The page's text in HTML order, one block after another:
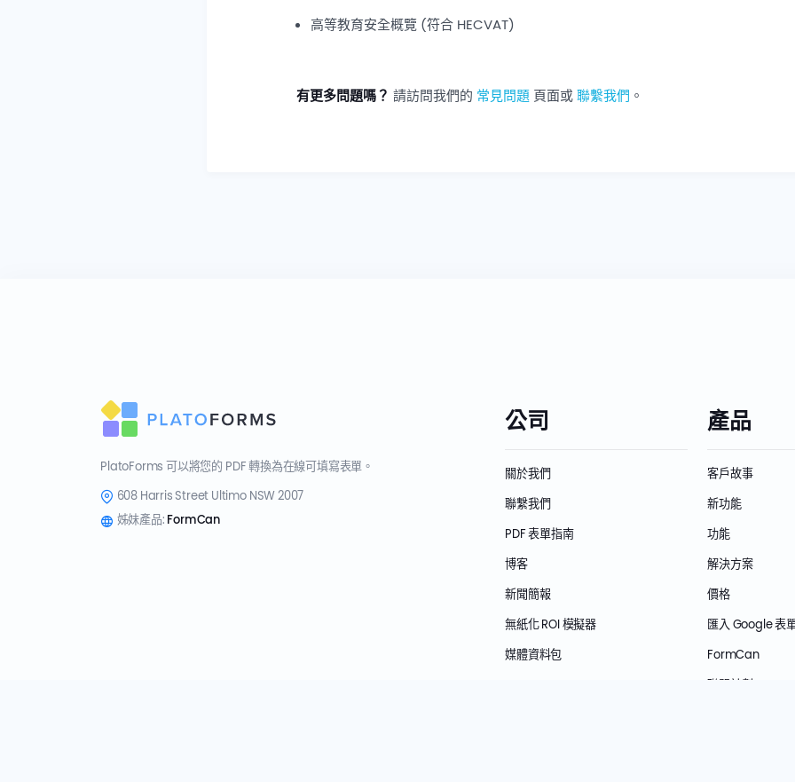
高等教育安全概覽 (符合 HECVAT)
有更多問題嗎？ 請訪問我們的 常見問題 頁面或聯繫我們 。
PlatoForms 可以將您的 PDF 轉換為在線可填寫表單。
608 Harris Street Ultimo NSW 2007
姊妹產品: FormCan
公司
關於我們
聯繫我們
PDF 表單指南
博客
新聞簡報
無紙化 ROI 模擬器
媒體資料包
產品
客戶故事
新功能
功能
解決方案
價格
匯入 Google 表
FormCan
聯盟計劃